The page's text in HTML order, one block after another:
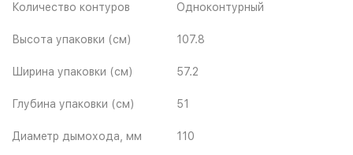
Количество контуров Одноконтурный
Высота упаковки (см) 107.8
Ширина упаковки (см) 57.2
Глубина упаковки (см) 51
Диаметр дымохода, мм 110